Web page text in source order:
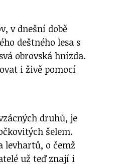
v dnešní době
deštného lesa s
obrovská hnízda.
i živě pomocí
druhů, je
šelem.
levhartů, o čemž
už teď znají i